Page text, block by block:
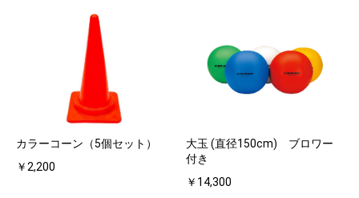
カラーコーン（5個セット）
￥2,200
大玉 (直径150cm) ブロワー
付き
￥14,300